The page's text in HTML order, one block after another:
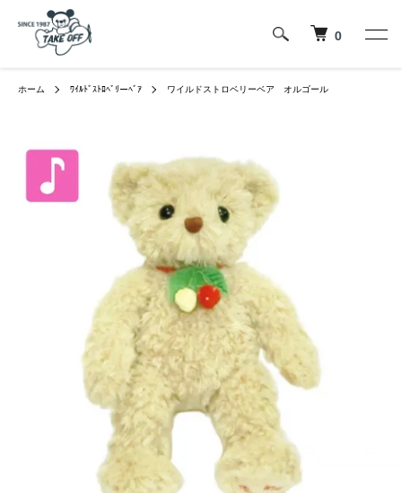
0
ホーム ﾜｲﾙﾄﾞｽﾄﾛﾍﾞﾘーﾍﾞｱ ワイルドストロベリーベア オルゴール